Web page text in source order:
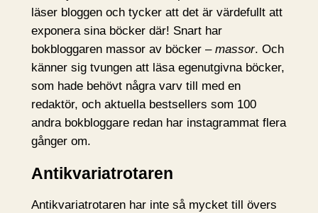
läser bloggen och tycker att det är värdefullt att
exponera sina böcker där! Snart har
bokbloggaren massor av böcker – massor. Och
känner sig tvungen att läsa egenutgivna böcker,
som hade behövt några varv till med en
redaktör, och aktuella bestsellers som 100
andra bokbloggare redan har instagrammat flera
gånger om.
Antikvariatrotaren
Antikvariatrotaren har inte så mycket till övers